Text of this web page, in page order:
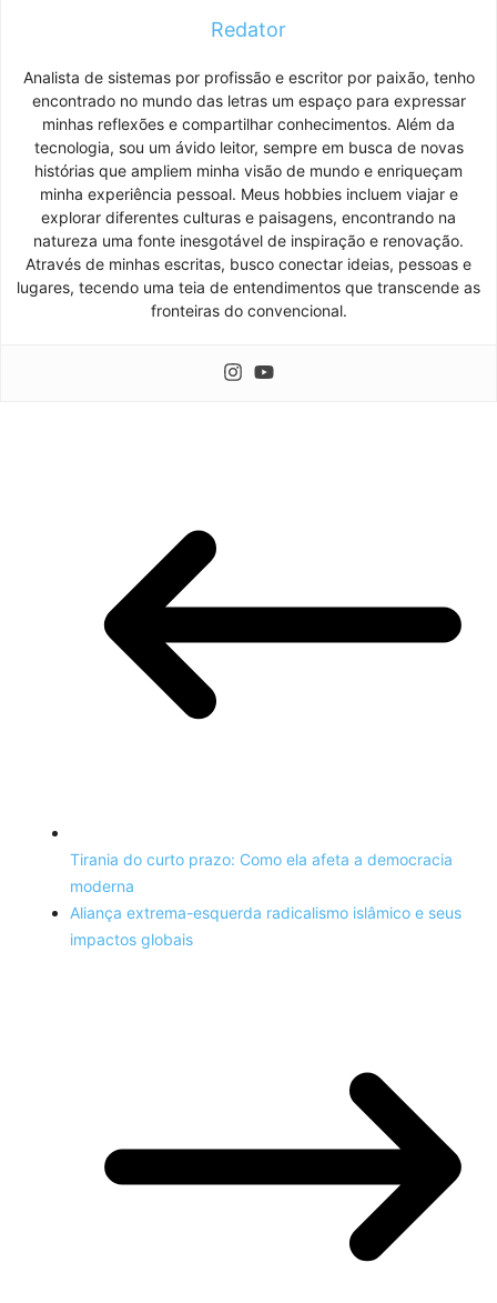
Redator
Analista de sistemas por profissão e escritor por paixão, tenho
encontrado no mundo das letras um espaço para expressar
minhas reflexões e compartilhar conhecimentos. Além da
tecnologia, sou um ávido leitor, sempre em busca de novas
histórias que ampliem minha visão de mundo e enriqueçam
minha experiência pessoal. Meus hobbies incluem viajar e
explorar diferentes culturas e paisagens, encontrando na
natureza uma fonte inesgotável de inspiração e renovação.
Através de minhas escritas, busco conectar ideias, pessoas e
lugares, tecendo uma teia de entendimentos que transcende as
fronteiras do convencional.
Tirania do curto prazo: Como ela afeta a democracia
moderna
Aliança extrema-esquerda radicalismo islâmico e seus
impactos globais